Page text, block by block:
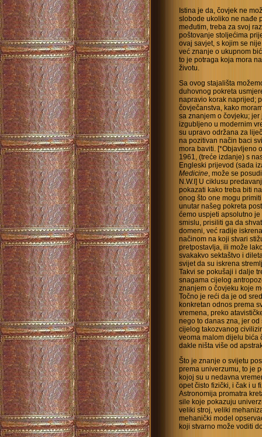
Istina je da, čovjek ne
slobode ukoliko ne nađe
međutim, treba za svoj
poštovanje stoljećima
ovaj savjet, s kojim se
već znanje o ukupnom
to je potraga koja mora
životu.
Sa ovog stajališta
duhovnog pokreta
napravio korak naprijed;
čovječanstva, kako
sa znanjem o čovjeku;
izgubljeno u modernim
su upravo održana za
na pozitivan način baci
mora baviti. [*Objavljeno
1961, (treće izdanje) s
Engleski prijevod (sada
Medicine, može se
N.W.I] U ciklusu
pokazati kako treba biti
onog što one mogu
unutar našeg pokreta
ćemo uspjeti apsolutno
smislu, prisiliti ga da
domeni, već radije
načinom na koji stvari
pretpostavlja, ili može
svakakvo sektaštvo i
svijet da su iskrena
Takvi se pokušaji i dalje
snagama cijelog
znanjem o čovjeku koje
Točno je reći da je od
konkretan odnos prema
vremena, preko
nego to danas zna, jer
cijelog takozvanog
veoma malom dijelu bića
dakle ništa više od
Što je znanje o svijetu
prema univerzumu, to je
kojoj su u nedavna
opet čisto fizički, i čak i u
Astronomija promatra
sile koje pokazuju
veliki stroj, veliki
mehanički model
koji stvarno može voditi